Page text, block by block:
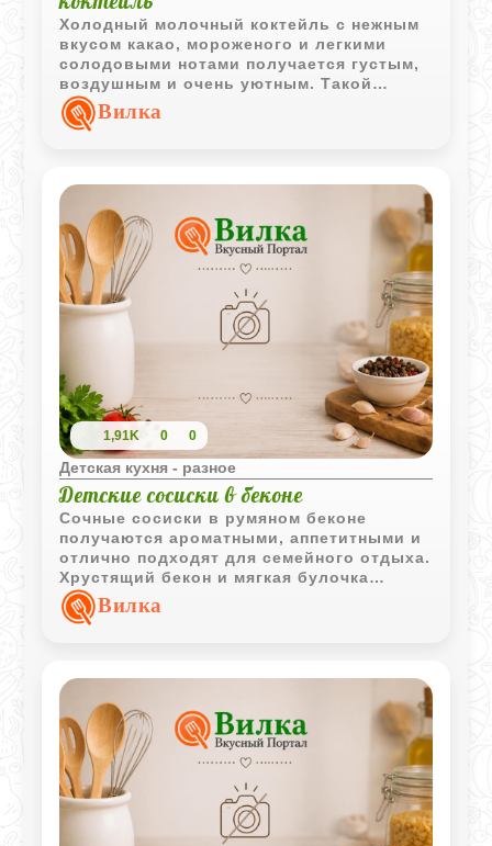
Холодный молочный коктейль с нежным
вкусом какао, мороженого и легкими
солодовыми нотами получается густым,
воздушным и очень уютным. Такой
напиток особенно нравится детям в
жаркий день или как сладкое дополнение
Вилка
1,91K 0 0
Детская кухня - разное
Детские сосиски в беконе
Сочные сосиски в румяном беконе
получаются ароматными, аппетитными и
отлично подходят для семейного отдыха.
Хрустящий бекон и мягкая булочка
делают блюдо особенно вкусным для
детей и взрослых.
Вилка